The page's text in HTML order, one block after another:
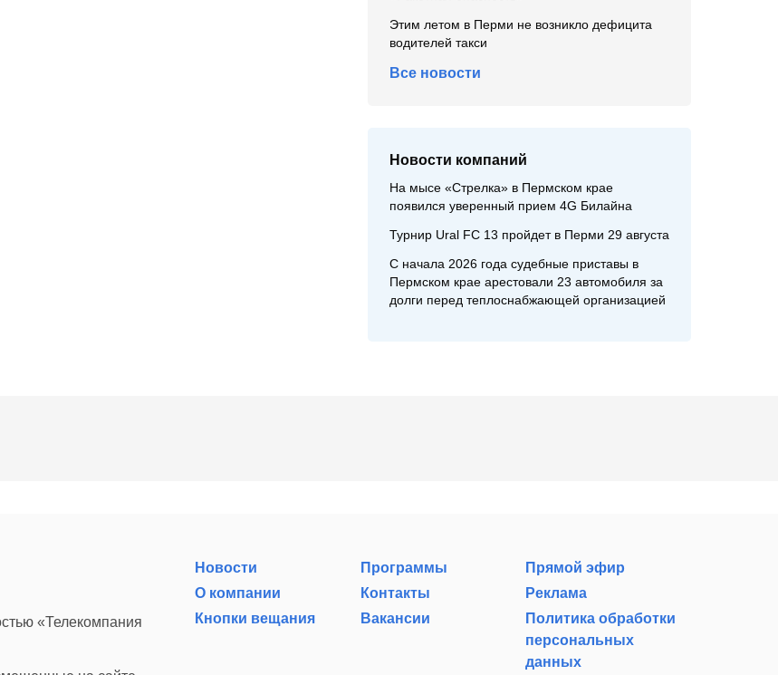
Этим летом в Перми не возникло дефицита
водителей такси
Все новости
Новости компаний
На мысе «Стрелка» в Пермском крае
появился уверенный прием 4G Билайна
Турнир Ural FC 13 пройдет в Перми 29 августа
С начала 2026 года судебные приставы в
Пермском крае арестовали 23 автомобиля за
долги перед теплоснабжающей организацией
«Телекомпания
Новости Программы
Прямой эфир
О компании
Контакты
Реклама
Кнопки вещания
Вакансии
Политика обработки
персональных
данных